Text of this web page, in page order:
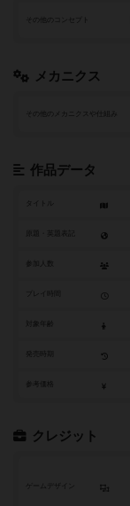
その他のコンセプト
メカニクス
その他のメカニクスや仕組み
作品データ
タイトル
参加人数
参考価格
クレジット
ゲームデザイン